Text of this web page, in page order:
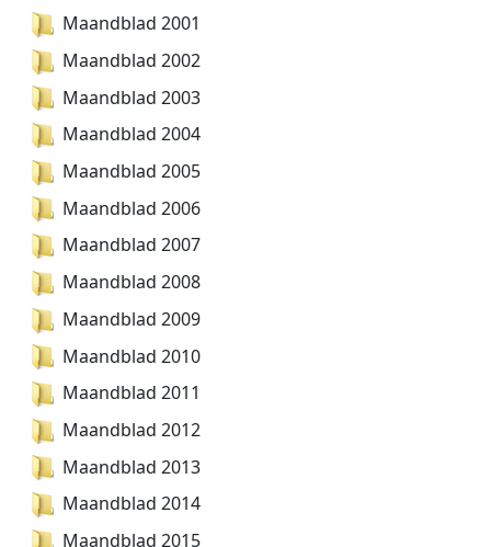
Maandblad 2001
Maandblad 2002
Maandblad 2003
Maandblad 2004
Maandblad 2005
Maandblad 2006
Maandblad 2007
Maandblad 2008
Maandblad 2009
Maandblad 2010
Maandblad 2011
Maandblad 2012
Maandblad 2013
Maandblad 2014
Maandblad 2015